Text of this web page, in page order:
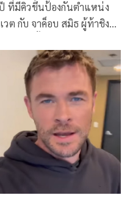
ที่มีคิวขึ้นป้องกันตำแหน่ง
ต กับ จาค็อบ สมิธ ผู้ท้าชิง
เข็มขัดแชมป์โลกมวยไทย
Championship